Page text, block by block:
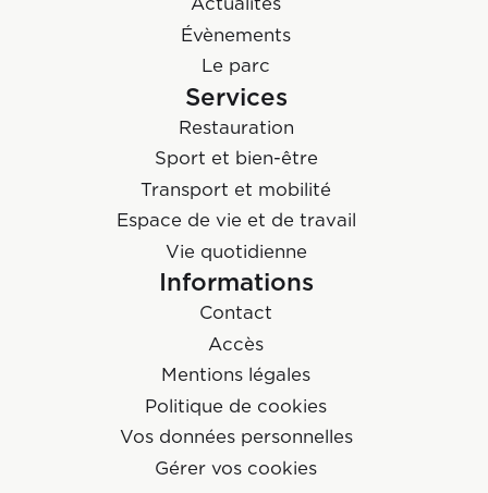
Évènements
Le parc
Services
Restauration
Sport et bien-être
Transport et mobilité
Espace de vie et de travail
Vie quotidienne
Informations
Contact
Accès
Mentions légales
Politique de cookies
Vos données personnelles
Gérer vos cookies